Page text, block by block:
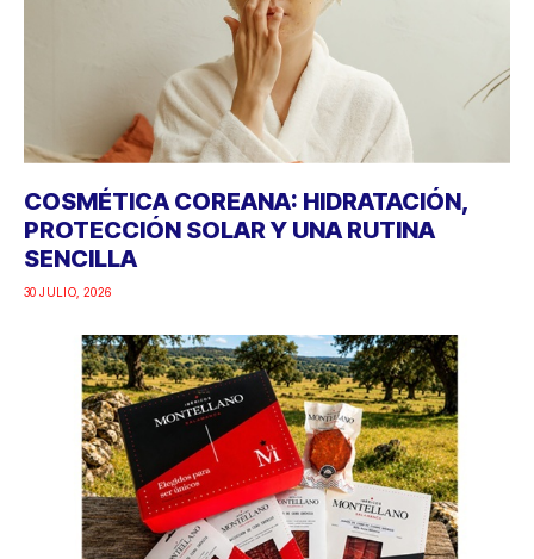
COSMÉTICA COREANA: HIDRATACIÓN,
PROTECCIÓN SOLAR Y UNA RUTINA
SENCILLA
30 JULIO, 2026